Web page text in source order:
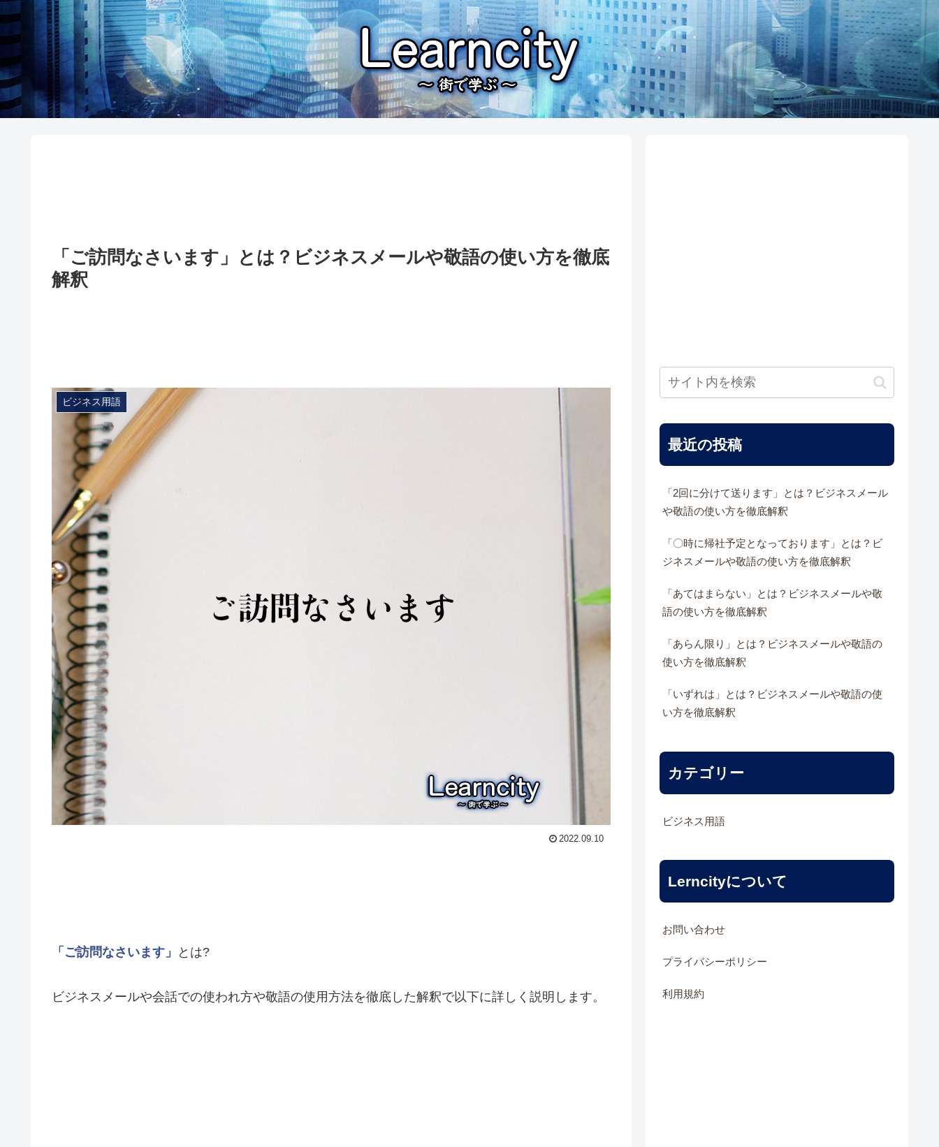
「ご訪問なさいます」とは？ビジネスメールや敬語の使い方を徹底
解釈
ビジネス用語
2022.09.10
「ご訪問なさいます」 とは?
ビジネスメールや会話での使われ方や敬語の使用方法を徹底した解釈で以下に詳しく説明します。
最近の投稿
「2回に分けて送ります」とは？ビジネスメール
や敬語の使い方を徹底解釈
「〇時に帰社予定となっております」とは？ビ
ジネスメールや敬語の使い方を徹底解釈
「あてはまらない」とは？ビジネスメールや敬
語の使い方を徹底解釈
「あらん限り」とは？ビジネスメールや敬語の
使い方を徹底解釈
「いずれは」とは？ビジネスメールや敬語の使
い方を徹底解釈
カテゴリー
ビジネス用語
Lerncityについて
お問い合わせ
プライバシーポリシー
利用規約